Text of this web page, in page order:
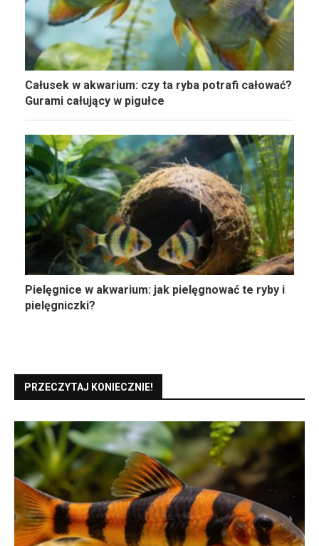
Całusek w akwarium: czy ta ryba potrafi całować?
Gurami całujący w pigułce
Pielęgnice w akwarium: jak pielęgnować te ryby i
pielęgniczki?
PRZECZYTAJ KONIECZNIE!